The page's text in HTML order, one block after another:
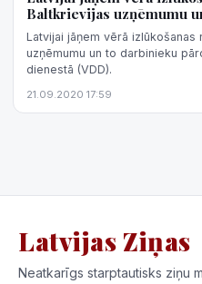
Baltkrievijas uzņēmumu
Latvijai jāņem vērā
uzņēmumu un to darbinieku
dienestā (VDD).
21.09.2020 17:59
Latvijas Ziņas
Neatkarīgs starptautisks ziņu